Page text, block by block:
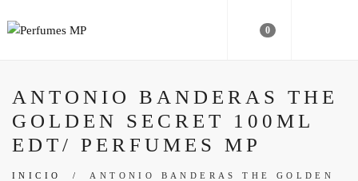
0
ANTONIO BANDERAS THE
GOLDEN SECRET 100ML
EDT/ PERFUMES MP
INICIO / ANTONIO BANDERAS THE GOLDEN